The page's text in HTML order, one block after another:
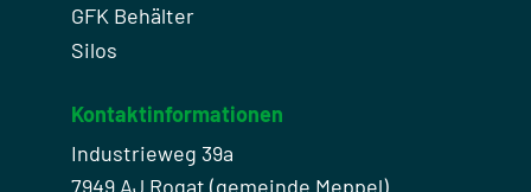
GFK Behälter
Silos
Kontaktinformationen
Industrieweg 39a
7949 AJ Rogat (gemeinde Meppel)